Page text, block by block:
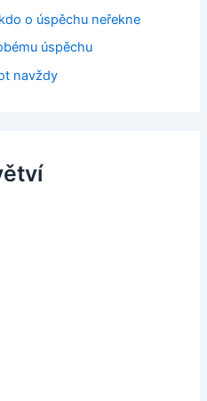
o úspěchu neřekne
úspěchu
navždy